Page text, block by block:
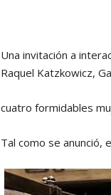
Una invitación a
Raquel Katzkowicz,
cuatro formidables
Tal como se anunció,